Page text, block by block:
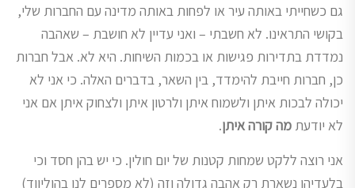
גם כשחייתי באותה עיר או לפחות באותה מדינה עם החברות שלי,
בקושי התראינו. לא חשבתי – ואני עדיין לא חושבת – שאהבה
נמדדת בתדירות פגישות או בכמות השיחות. היא לא. אבל חברות
כן, חברות חייבת להימדד, בין השאר, בדברים האלה. כי אני לא
יכולה לבכות איתן ולשמוח איתן ולרטון איתן ולצחוק איתן אם אני
לא יודעת מה קורה איתן.
אני רוצה ללקט שמחות קטנות של יום חולין. כי יש בהן חסד וכי
בלעדיהן נשארת רק אהבה גדולה וזה (לא מספרים לנו בהוליווד)